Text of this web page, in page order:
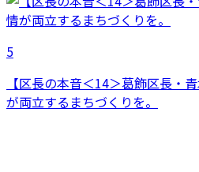
5
【区長の本音＜14＞葛飾区長・
が両立するまちづくりを。